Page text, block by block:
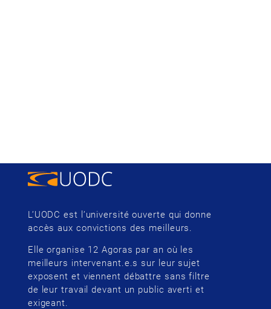
L’UODC est l’université ouverte qui donne
accès aux convictions des meilleurs.
Elle organise 12 Agoras par an où les
meilleurs intervenant.e.s sur leur sujet
exposent et viennent débattre sans filtre
de leur travail devant un public averti et
exigeant.